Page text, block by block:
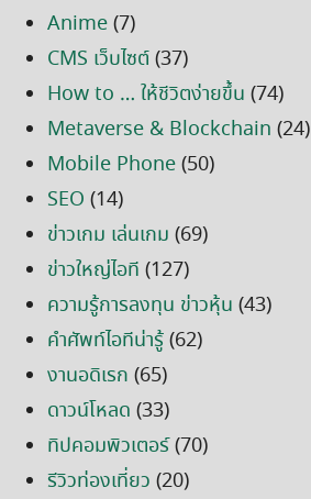
Anime(7)
CMS เว็บไซต์(37)
How to … ให้ชีวิตง่ายขึ้น (74)
Metaverse & Blockchain (24)
Mobile Phone(50)
SEO (14)
ข่าวเกม เล่นเกม (69)
ข่าวใหญ่ไอที (127)
ความรู้การลงทุน ข่าวหุ้น (43)
คำศัพท์ไอทีน่ารู้(62)
งานอดิเรก (65)
ดาวน์โหลด (33)
ทิปคอมพิวเตอร์(70)
รีวิวท่องเที่ยว (20)